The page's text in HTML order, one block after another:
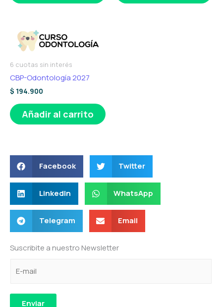
6 cuotas sin interés
CBP-Odontología 2027
$ 194.900
Añadir al carrito
Facebook Twitter
LinkedIn WhatsApp
Telegram Email
Suscribite a nuestro Newsletter
Enviar